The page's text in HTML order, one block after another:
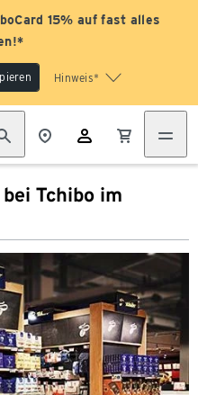
15% auf fast alles
Hinweis*
Tchibo im